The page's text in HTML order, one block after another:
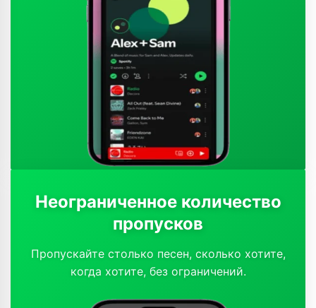
Неограниченное количество
пропусков
Пропускайте столько песен, сколько хотите,
когда хотите, без ограничений.